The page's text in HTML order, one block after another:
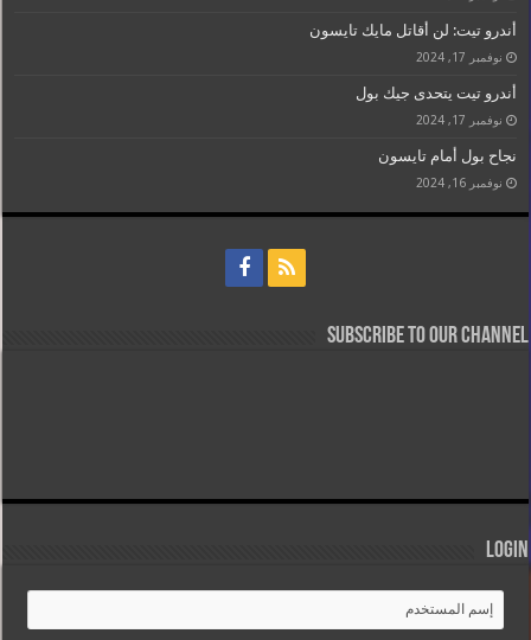
أندرو تيت: لن أقاتل مايك تايسون
نوفمبر 17, 2024
أندرو تيت يتحدى جيك بول
نوفمبر 17, 2024
نجاح بول أمام تايسون
نوفمبر 16, 2024
Subscribe to our Channel
Login